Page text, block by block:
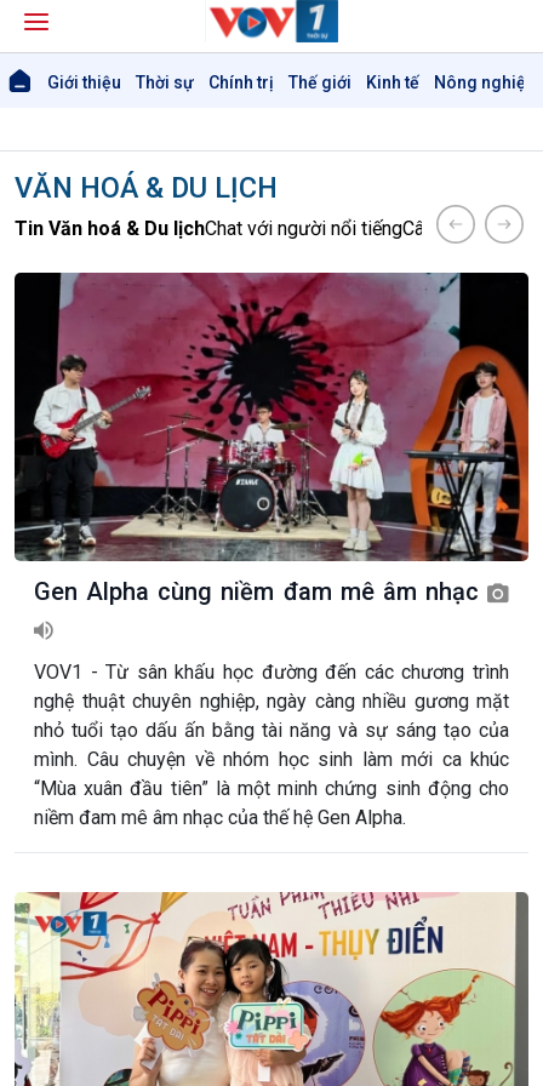
Giới thiệu Thời sự Chính trị Thế giới Kinh tế Nông nghiệp
VĂN HOÁ & DU LỊCH
Tin Văn hoá & Du lịchChat với người nổi tiếngCâu chuyện Thể
Gen Alpha cùng niềm đam mê âm nhạc
VOV1 - Từ sân khấu học đường đến các chương trình
nghệ thuật chuyên nghiệp, ngày càng nhiều gương mặt
nhỏ tuổi tạo dấu ấn bằng tài năng và sự sáng tạo của
mình. Câu chuyện về nhóm học sinh làm mới ca khúc
“Mùa xuân đầu tiên” là một minh chứng sinh động cho
niềm đam mê âm nhạc của thế hệ Gen Alpha.